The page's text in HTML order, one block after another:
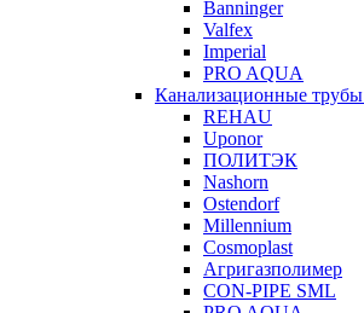
Banninger
Valfex
Imperial
PRO AQUA
Канализационные трубы
REHAU
Uponor
ПОЛИТЭК
Nashorn
Ostendorf
Millennium
Cosmoplast
Агригазполимер
CON-PIPE SML